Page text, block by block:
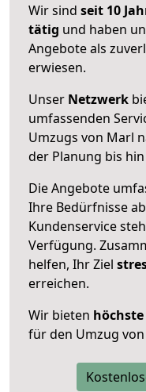
Wir sind seit 10
tätig und haben
Angebote als
erwiesen.
Unser Netzwerk
umfassenden
Umzugs von Marl
der Planung bis
Die Angebote
Ihre Bedürfnisse
Kundenservice
Verfügung.
helfen, Ihr Ziel
erreichen.
Wir bieten
für den Umzug